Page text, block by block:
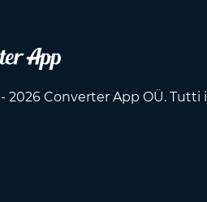
2026 Converter App OÜ. Tutti i